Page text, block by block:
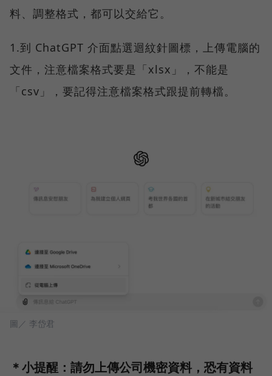
料、調整格式，都可以交給它。
1.到 ChatGPT 介面點選迴紋針圖標，上傳電腦的
文件，注意檔案格式要是「xlsx」，不能是
「csv」，要記得注意檔案格式跟提前轉檔。
圖／ 李岱君
＊小提醒：請勿上傳公司機密資料，恐有資料